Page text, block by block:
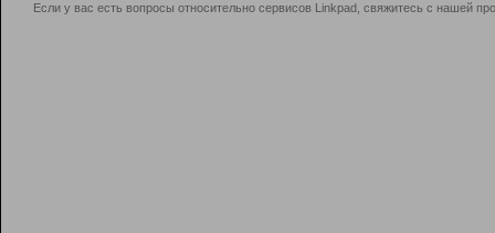
Если у вас есть вопросы относительно сервисов Linkpad, свяжитесь с нашей